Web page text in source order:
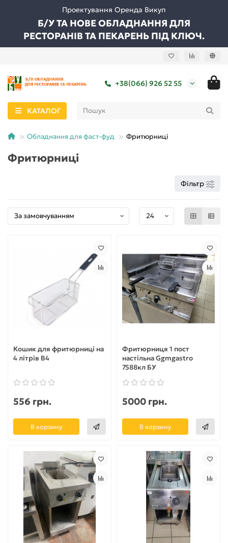
Проектування Оренда Викуп
Б/У ТА НОВЕ ОБЛАДНАННЯ ДЛЯ
РЕСТОРАНІВ ТА ПЕКАРЕНЬ ПІД КЛЮЧ.
+38(066) 926 52 55
КАТАЛОГ
Обладнання для фаст-фуд Фритюрниці
Фритюрниці
Фільтр
Кошик для фритюрниці на
4 літрів B4
556 грн.
В корзину
Фритюрниця 1 пост
настільна Ggmgastro
7588кл БУ
5000 грн.
В корзину